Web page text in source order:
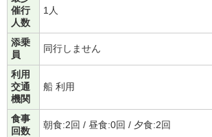
催行
人数
1人
添乗
員
同行しません
利用
交通
機関
船 利用
食事
回数
朝食:2回 / 昼食:0回 / 夕食:2回